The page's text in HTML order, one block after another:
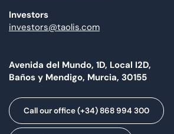
Investors
investors@taolis.com
Avenida del Mundo, 1D, Local I2D,
Baños y Mendigo, Murcia, 30155
Call our office (+34) 868 994 300